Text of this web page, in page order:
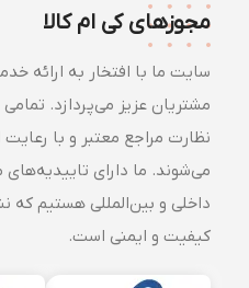
مجوزهای کی ام کالا
سایت ما با افتخار به ارائه
مشتریان عزیز می‌پردازد. تمامی
نظارت مراجع معتبر و با رعایت
می‌شوند. ما دارای تاییدیه‌های
داخلی و بین‌المللی هستیم که
کیفیت و ایمنی است.